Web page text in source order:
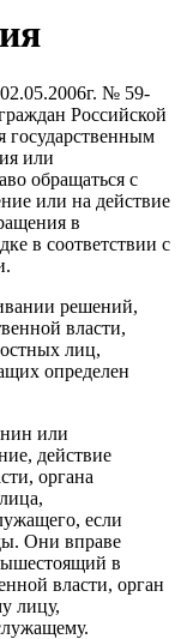
№ 59-
Российской
государственным
или
обращаться с
или на действие
в
в соответствии с
решений,
власти,
лиц,
определен
или
действие
органа
если
Они вправе
в
власти, орган
лицу,